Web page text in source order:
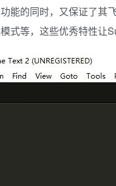
能的同时，又保证了其
式等，这些优秀特性让